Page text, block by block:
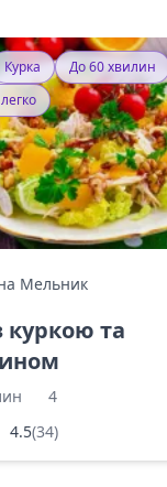
Курка
До 60 хвилин
Мельник
куркою та
4
4.5(34)